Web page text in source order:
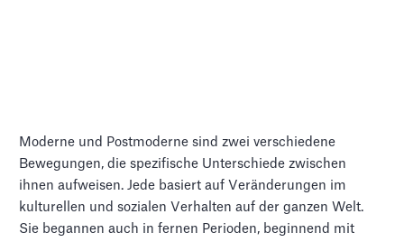
Moderne und Postmoderne sind zwei verschiedene
Bewegungen, die spezifische Unterschiede zwischen
ihnen aufweisen. Jede basiert auf Veränderungen im
kulturellen und sozialen Verhalten auf der ganzen Welt.
Sie begannen auch in fernen Perioden, beginnend mit